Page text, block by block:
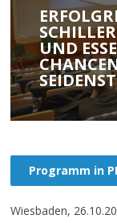
UND
HANCEN
Programm in
Wiesbaden,